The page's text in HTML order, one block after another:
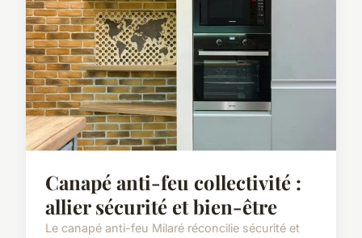
Canapé anti-feu collectivité :
allier sécurité et bien-être
Le canapé anti-feu Milaré réconcilie sécurité et